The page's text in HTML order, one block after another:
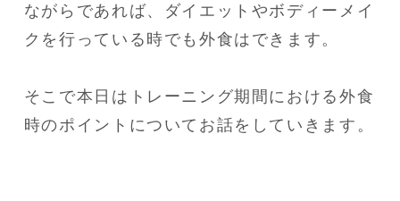
ながらであれば、ダイエットやボディーメイ
クを行っている時でも外食はできます。
そこで本日はトレーニング期間における外食
時のポイントについてお話をしていきます。